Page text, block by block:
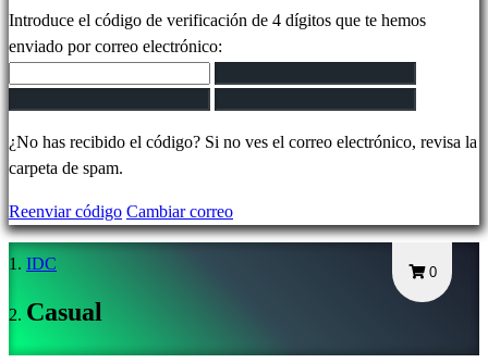
Regístrate
Iniciar
sesión
Olvidé
mi
Cambiar
idioma
AR
BS
Introduce el código de verificación de 4 dígitos que te hemos
enviado por correo electrónico:
¿No has recibido el código? Si no ves el correo electrónico, revisa la
carpeta de spam.
Reenviar código Cambiar correo
0
IDC
Casual